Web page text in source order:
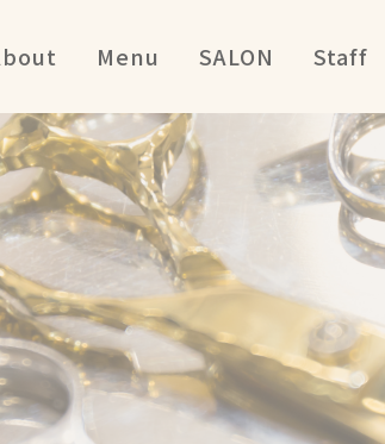
Menu SALON Staff